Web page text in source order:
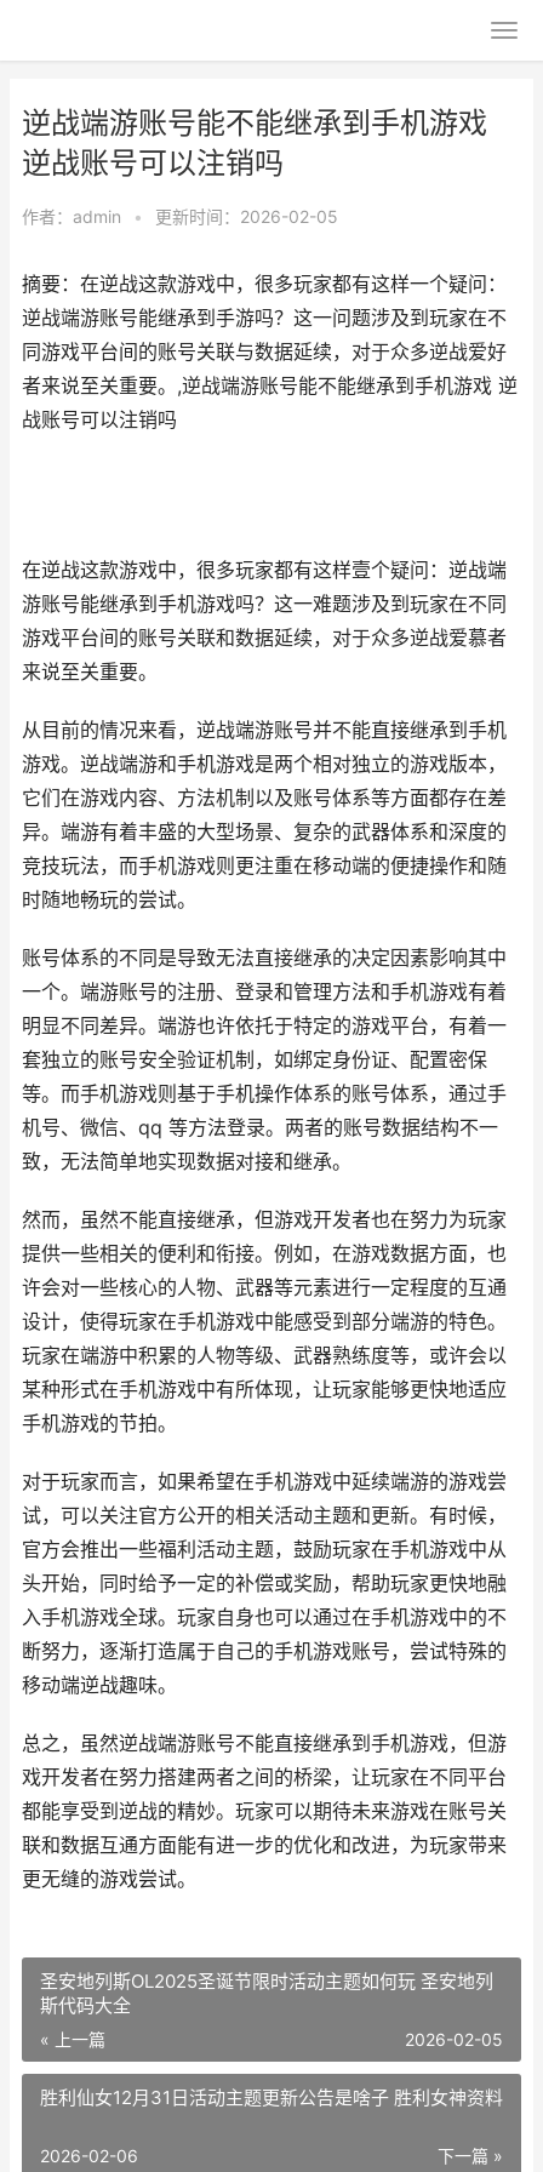
逆战端游账号能不能继承到手机游戏
逆战账号可以注销吗
作者： admin • 更新时间：2026-02-05
摘要：在逆战这款游戏中，很多玩家都有这样一个疑问：
逆战端游账号能继承到手游吗？这一问题涉及到玩家在不
同游戏平台间的账号关联与数据延续，对于众多逆战爱好
者来说至关重要。,逆战端游账号能不能继承到手机游戏 逆
战账号可以注销吗
在逆战这款游戏中，很多玩家都有这样壹个疑问：逆战端
游账号能继承到手机游戏吗？这一难题涉及到玩家在不同
游戏平台间的账号关联和数据延续，对于众多逆战爱慕者
来说至关重要。
从目前的情况来看，逆战端游账号并不能直接继承到手机
游戏。逆战端游和手机游戏是两个相对独立的游戏版本，
它们在游戏内容、方法机制以及账号体系等方面都存在差
异。端游有着丰盛的大型场景、复杂的武器体系和深度的
竞技玩法，而手机游戏则更注重在移动端的便捷操作和随
时随地畅玩的尝试。
账号体系的不同是导致无法直接继承的决定因素影响其中
一个。端游账号的注册、登录和管理方法和手机游戏有着
明显不同差异。端游也许依托于特定的游戏平台，有着一
套独立的账号安全验证机制，如绑定身份证、配置密保
等。而手机游戏则基于手机操作体系的账号体系，通过手
机号、微信、qq 等方法登录。两者的账号数据结构不一
致，无法简单地实现数据对接和继承。
然而，虽然不能直接继承，但游戏开发者也在努力为玩家
提供一些相关的便利和衔接。例如，在游戏数据方面，也
许会对一些核心的人物、武器等元素进行一定程度的互通
设计，使得玩家在手机游戏中能感受到部分端游的特色。
玩家在端游中积累的人物等级、武器熟练度等，或许会以
某种形式在手机游戏中有所体现，让玩家能够更快地适应
手机游戏的节拍。
对于玩家而言，如果希望在手机游戏中延续端游的游戏尝
试，可以关注官方公开的相关活动主题和更新。有时候，
官方会推出一些福利活动主题，鼓励玩家在手机游戏中从
头开始，同时给予一定的补偿或奖励，帮助玩家更快地融
入手机游戏全球。玩家自身也可以通过在手机游戏中的不
断努力，逐渐打造属于自己的手机游戏账号，尝试特殊的
移动端逆战趣味。
总之，虽然逆战端游账号不能直接继承到手机游戏，但游
戏开发者在努力搭建两者之间的桥梁，让玩家在不同平台
都能享受到逆战的精妙。玩家可以期待未来游戏在账号关
联和数据互通方面能有进一步的优化和改进，为玩家带来
更无缝的游戏尝试。
圣安地列斯OL2025圣诞节限时活动主题如何玩 圣安地列
斯代码大全
« 上一篇 2026-02-05
胜利仙女12月31日活动主题更新公告是啥子 胜利女神资料
下一篇 »
2026-02-06